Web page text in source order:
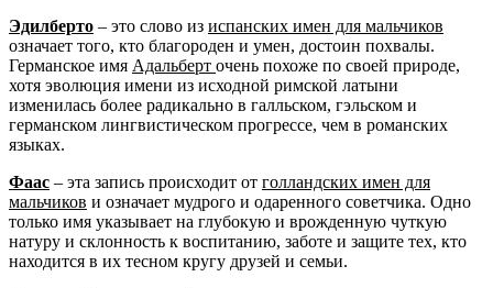
Эдилберто – это слово из испанских имен для мальчиков
означает того, кто благороден и умен, достоин похвалы.
Германское имя Адальберт очень похоже по своей природе,
хотя эволюция имени из исходной римской латыни
изменилась более радикально в галльском, гэльском и
германском лингвистическом прогрессе, чем в романских
языках.
Фаас – эта запись происходит от голландских имен для
мальчиков и означает мудрого и одаренного советчика. Одно
только имя указывает на глубокую и врожденную чуткую
натуру и склонность к воспитанию, заботе и защите тех, кто
находится в их тесном кругу друзей и семьи.